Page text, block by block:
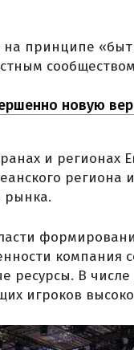
на принципе
новую
и регионах
региона
рынка.
компания
ресурсы. В
игроков